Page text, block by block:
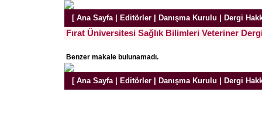
[ Ana Sayfa| Editörler| Danışma Kurulu Dergi
Fırat Üniversitesi Sağlık Bilimleri Veteriner
Benzer makale bulunamadı.
[ Ana Sayfa| Editörler| Danışma Kurulu Dergi